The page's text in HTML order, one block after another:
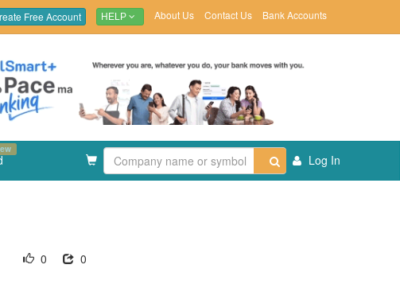
Free Account HELP About Us Contact Us Bank Accounts
Log In
0
0